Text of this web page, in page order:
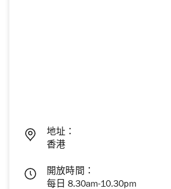
地址：
香港
開放時間：
每日 8.30am-10.30pm